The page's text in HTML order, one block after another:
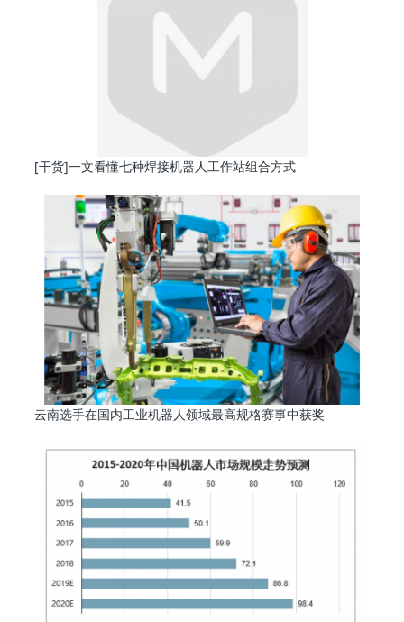
[干货]一文看懂七种焊接机器人工作站组合方式
云南选手在国内工业机器人领域最高规格赛事中获奖